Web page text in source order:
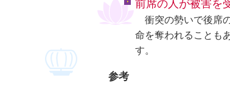
前席の人が被害を
衝突の勢いで後席
命を奪われることも
す。
参考